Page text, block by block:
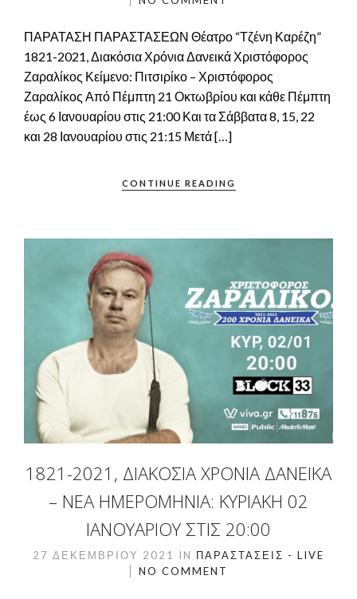
ΠΑΡΑΤΑΣΗ ΠΑΡΑΣΤΑΣΕΩΝ Θέατρο “Τζένη Καρέζη”
1821-2021, Διακόσια Χρόνια Δανεικά Χριστόφορος
Ζαραλίκος Κείμενο: Πιτσιρίκο – Χριστόφορος
Ζαραλίκος Από Πέμπτη 21 Οκτωβρίου και κάθε Πέμπτη
έως 6 Ιανουαρίου στις 21:00 Και τα Σάββατα 8, 15, 22
και 28 Ιανουαρίου στις 21:15 Μετά […]
CONTINUE READING
1821-2021, ΔΙΑΚΌΣΙΑ ΧΡΌΝΙΑ ΔΑΝΕΙΚΆ
– ΝΈΑ ΗΜΕΡΟΜΗΝΊΑ: ΚΥΡΙΑΚΉ 02
ΙΑΝΟΥΑΡΊΟΥ ΣΤΙΣ 20:00
27 ΔΕΚΕΜΒΡΊΟΥ 2021 IN ΠΑΡΑΣΤΆΣΕΙΣ - LIVE
NO COMMENT